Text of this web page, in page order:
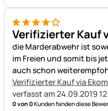
4 von 5
Verifizierter Kauf
die Marderabwehr ist
im Freien und somit bis
auch schon
Verifizierter Kauf via
verfasst am 24.09.2019
0 von 0Kunden fanden diese